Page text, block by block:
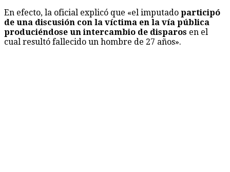
En efecto, la oficial explicó que «el imputado participó
de una discusión con la víctima en la vía pública
produciéndose un intercambio de disparos en el
cual resultó fallecido un hombre de 27 años».